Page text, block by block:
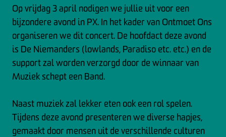
Op vrijdag 3 april nodigen we jullie uit voor een
bijzondere avond in PX. In het kader van Ontmoet Ons
organiseren we dit concert. De hoofdact deze avond
is De Niemanders (lowlands, Paradiso etc. etc.) en de
support zal worden verzorgd door de winnaar van
Muziek schept een Band.
Naast muziek zal lekker eten ook een rol spelen.
Tijdens deze avond presenteren we diverse hapjes,
gemaakt door mensen uit de verschillende culturen